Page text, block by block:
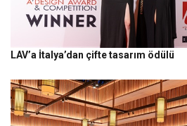
LAV’a İtalya’dan çifte tasarım ödülü